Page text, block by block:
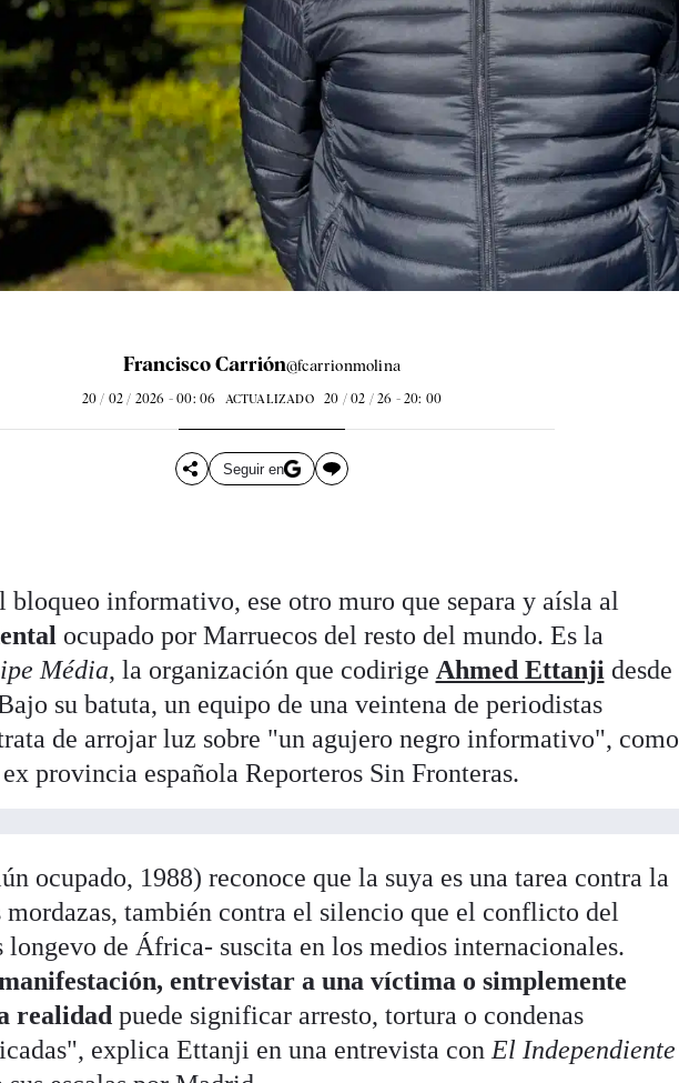
Francisco Carrión@fcarrionmolina
20 / 02 / 2026 - 00: 06 ACTUALIZADO 20 / 02 / 26 - 20: 00
Seguir en
bloqueo informativo, ese otro muro que separa y aísla al
ocupado por Marruecos del resto del mundo. Es la
Média, la organización que codirige Ahmed Ettanjidesde
su batuta, un equipo de una veintena de periodistas
de arrojar luz sobre "un agujero negro informativo", como
provincia española Reporteros Sin Fronteras.
ocupado, 1988) reconoce que la suya es una tarea contra la
mordazas, también contra el silencio que el conflicto del
longevo de África- suscita en los medios internacionales.
entrevistar a una víctima o simplemente
realidadpuede significar arresto, tortura o condenas
explica Ettanji en una entrevista conEl Independiente